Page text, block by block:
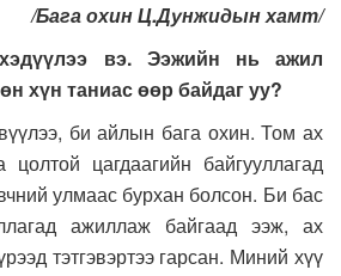
/Бага охин Ц.Дунжидын хамт/
вэ. Ээжийн нь ажил
хүн таниас өөр байдаг уу?
би айлын бага охин. Том ах
цагдаагийн байгууллагад
улмаас бурхан болсон. Би бас
ажиллаж байгаад ээж, ах
тэтгэвэртээ гарсан. Миний хүү